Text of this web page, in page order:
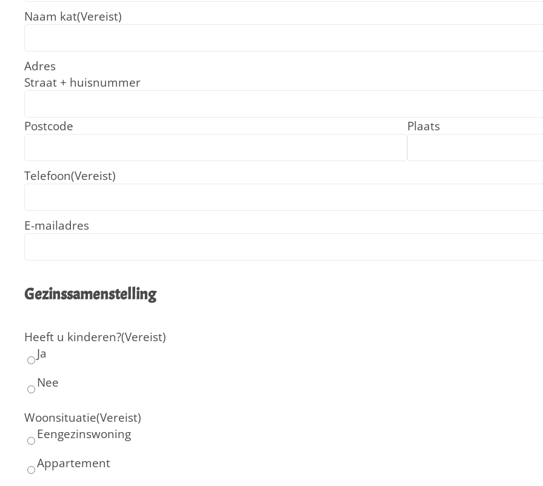
Naam kat(Vereist)
Adres
Straat + huisnummer
Postcode Plaats
Telefoon(Vereist)
E-mailadres
Gezinssamenstelling
Heeft u kinderen?(Vereist)
Ja
Nee
Woonsituatie(Vereist)
Eengezinswoning
Appartement